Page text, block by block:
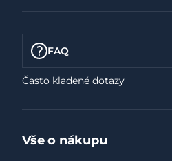
FAQ
Často kladené dotazy
Vše o nákupu